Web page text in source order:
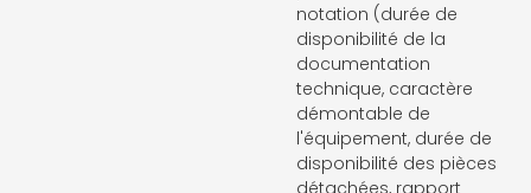
notation (durée de
disponibilité de la
documentation
technique, caractère
démontable de
l'équipement, durée de
disponibilité des pièces
détachées, rapport